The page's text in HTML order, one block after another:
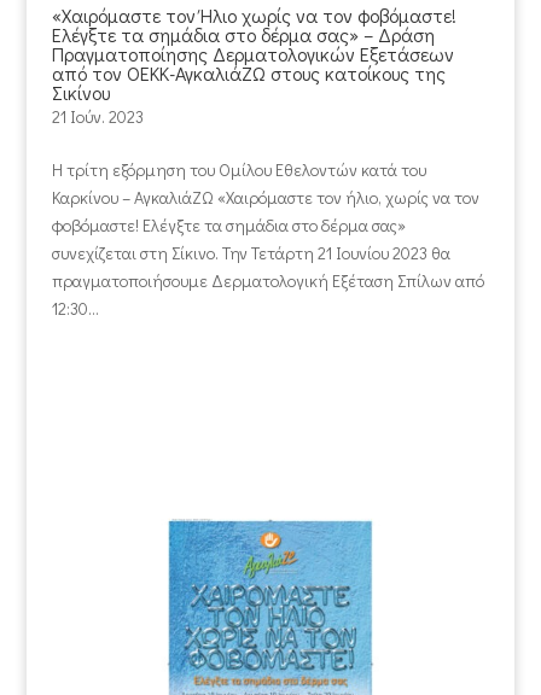
«Χαιρόμαστε τον Ήλιο χωρίς να τον φοβόμαστε!
Ελέγξτε τα σημάδια στο δέρμα σας» – Δράση
Πραγματοποίησης Δερματολογικών Εξετάσεων
από τον ΟΕΚΚ-ΑγκαλιάΖΩ στους κατοίκους της
Σικίνου
21 Ιούν. 2023
Η τρίτη εξόρμηση του Ομίλου Εθελοντών κατά του
Καρκίνου – ΑγκαλιάΖΩ «Χαιρόμαστε τον ήλιο, χωρίς να τον
φοβόμαστε! Ελέγξτε τα σημάδια στο δέρμα σας»
συνεχίζεται στη Σίκινο. Την Τετάρτη 21 Ιουνίου 2023 θα
πραγματοποιήσουμε Δερματολογική Εξέταση Σπίλων από
12:30...